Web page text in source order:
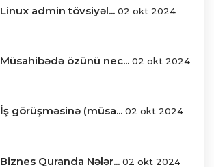
Linux admin tövsiyəl... 02 okt 2024
Müsahibədə özünü nec... 02 okt 2024
İş görüşməsinə (müsa... 02 okt 2024
Biznes Quranda Nələr... 02 okt 2024